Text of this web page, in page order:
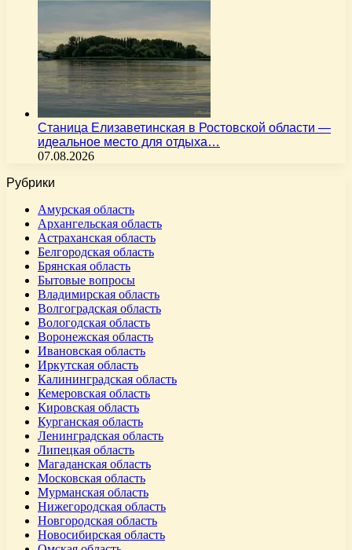
Станица Елизаветинская в Ростовской области —
идеальное место для отдыха…
07.08.2026
Рубрики
Амурская область
Архангельская область
Астраханская область
Белгородская область
Брянская область
Бытовые вопросы
Владимирская область
Волгоградская область
Вологодская область
Воронежская область
Ивановская область
Иркутская область
Калининградская область
Кемеровская область
Кировская область
Курганская область
Ленинградская область
Липецкая область
Магаданская область
Московская область
Мурманская область
Нижегородская область
Новгородская область
Новосибирская область